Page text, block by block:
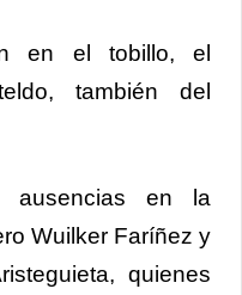
en el tobillo, el
también del
ausencias en la
Wuilker Faríñez y
quienes